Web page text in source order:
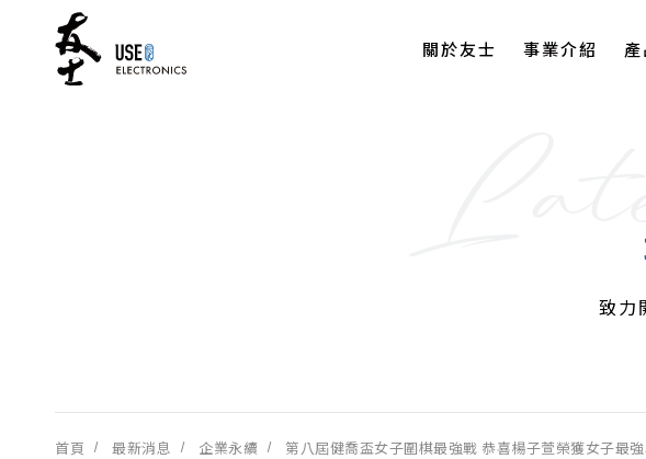
關於友士 事業介紹
致力
首頁 最新消息 企業永續 第八屆健喬盃女子圍棋最強戰 恭喜楊子萱榮獲女子最